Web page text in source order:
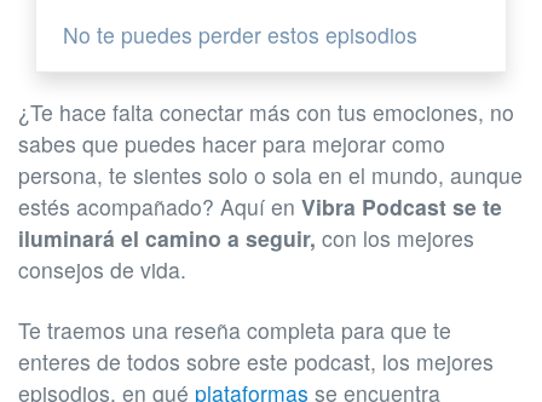
No te puedes perder estos episodios
¿Te hace falta conectar más con tus emociones, no
sabes que puedes hacer para mejorar como
persona, te sientes solo o sola en el mundo, aunque
estés acompañado? Aquí en Vibra Podcast se te
iluminará el camino a seguir, con los mejores
consejos de vida.
Te traemos una reseña completa para que te
enteres de todos sobre este podcast, los mejores
episodios, en qué plataformas se encuentra